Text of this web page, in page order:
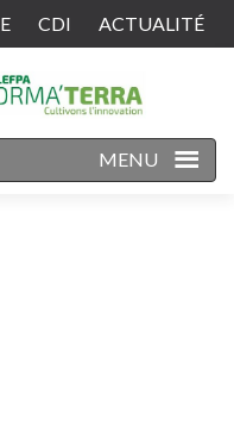
CDI ACTUALITÉ
MENU